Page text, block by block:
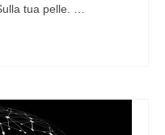
tua pelle. …